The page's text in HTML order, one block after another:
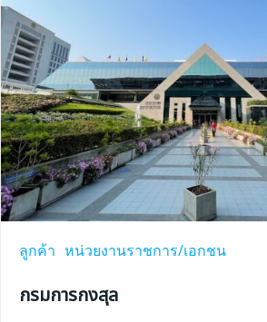
ลูกค้า หน่วยงานราชการ/เอกชน
กรมการกงสุล